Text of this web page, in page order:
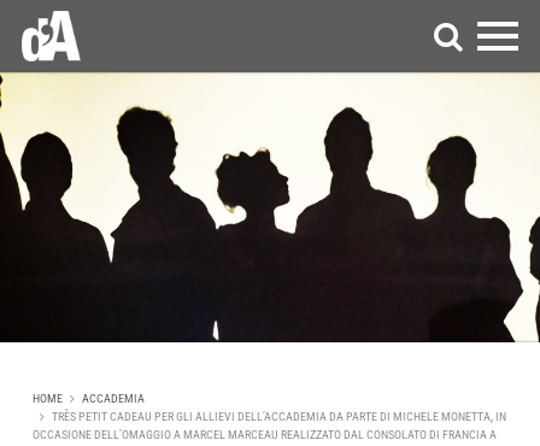
HOME
ACCADEMIA
TRÈS PETIT CADEAU PER GLI ALLIEVI DELL’ACCADEMIA DA PARTE DI MICHELE MONETTA, IN
OCCASIONE DELL’OMAGGIO A MARCEL MARCEAU REALIZZATO DAL CONSOLATO DI FRANCIA A